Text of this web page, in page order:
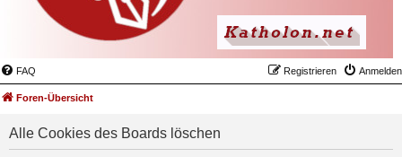
FAQ Anmelden
Registrieren
Foren-Übersicht
Alle Cookies des Boards löschen